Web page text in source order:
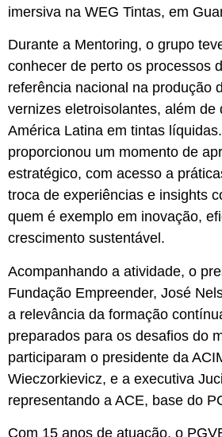
imersiva na WEG Tintas, em
Durante a Mentoring, o grupo
conhecer de perto os processos
referência nacional na produção
vernizes eletroisolantes, além de
América Latina em tintas
proporcionou um momento de
estratégico, com acesso a
troca de experiências e insights
quem é exemplo em inovação,
crescimento sustentável.
Acompanhando a atividade, o
Fundação Empreender, José
a relevância da formação
preparados para os desafios do
participaram o presidente da
Wieczorkievicz, e a executiva
representando a ACE, base do
Com 15 anos de atuação, o